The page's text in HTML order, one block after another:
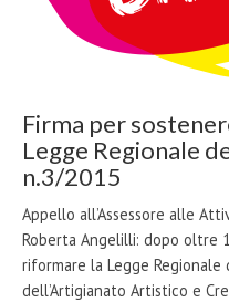
Firma per
Legge Regionale
n.3/2015
Appello all’Assessore alle
Roberta Angelilli: dopo oltre
riformare la Legge
dell’Artigianato Artistico e